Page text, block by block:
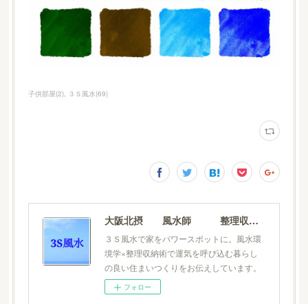
子供部屋(2) ３Ｓ風水(69)
大阪北摂 風水師 整理収納士 松元広美
３Ｓ風水で家をパワースポットに。風水環
境学×整理収納術で運気を呼び込む暮らし
の良い住まいつくりをお伝えしています。
フォロー